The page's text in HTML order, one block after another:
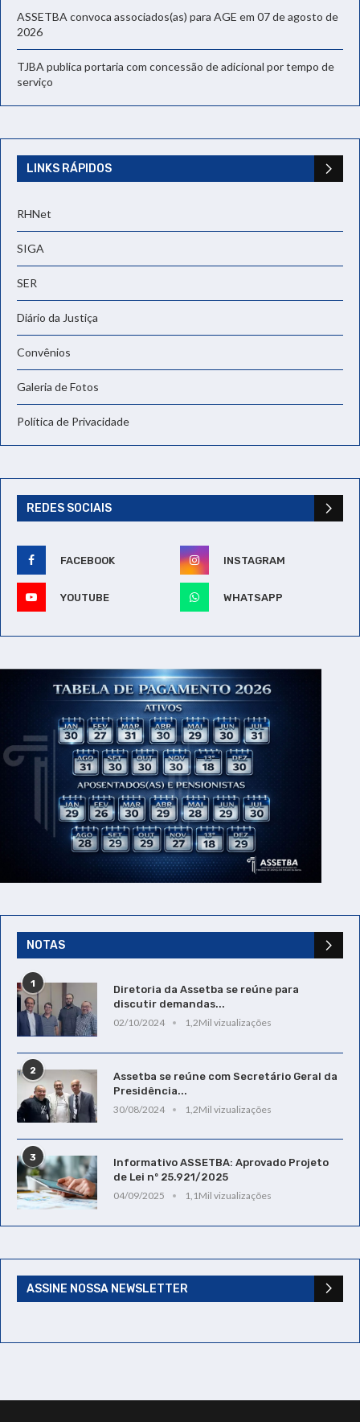
ASSETBA convoca associados(as) para AGE em 07 de agosto de
2026
TJBA publica portaria com concessão de adicional por tempo de
serviço
LINKS RÁPIDOS
RHNet
SIGA
SER
Diário da Justiça
Convênios
Galeria de Fotos
Política de Privacidade
REDES SOCIAIS
FACEBOOK INSTAGRAM
YOUTUBE WHATSAPP
NOTAS
1
Diretoria da Assetba se reúne para
discutir demandas...
02/10/2024
1,2Mil vizualizações
2
Assetba se reúne com Secretário Geral da
Presidência...
30/08/2024
1,2Mil vizualizações
3
Informativo ASSETBA: Aprovado Projeto
de Lei nº 25.921/2025
04/09/2025
1,1Mil vizualizações
ASSINE NOSSA NEWSLETTER